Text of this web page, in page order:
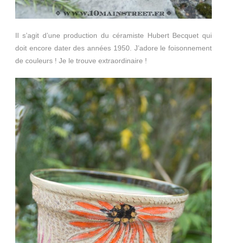
Il s’agit d’une production du céramiste Hubert Becquet qui
doit encore dater des années 1950. J’adore le foisonnement
de couleurs ! Je le trouve extraordinaire !